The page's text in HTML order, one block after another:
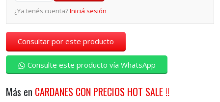
¿Ya tenés cuenta?Iniciá sesión
Consultar por este producto
Consulte este producto vía WhatsApp
Más en CARDANES CON PRECIOS HOT SALE !!